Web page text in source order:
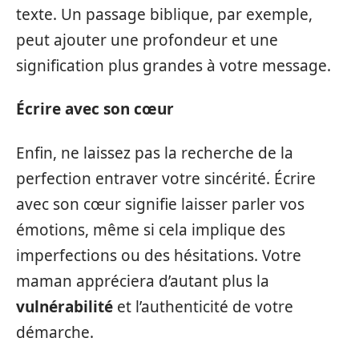
texte. Un passage biblique, par exemple,
peut ajouter une profondeur et une
signification plus grandes à votre message.
Écrire avec son cœur
Enfin, ne laissez pas la recherche de la
perfection entraver votre sincérité. Écrire
avec son cœur signifie laisser parler vos
émotions, même si cela implique des
imperfections ou des hésitations. Votre
maman appréciera d’autant plus la
vulnérabilité et l’authenticité de votre
démarche.